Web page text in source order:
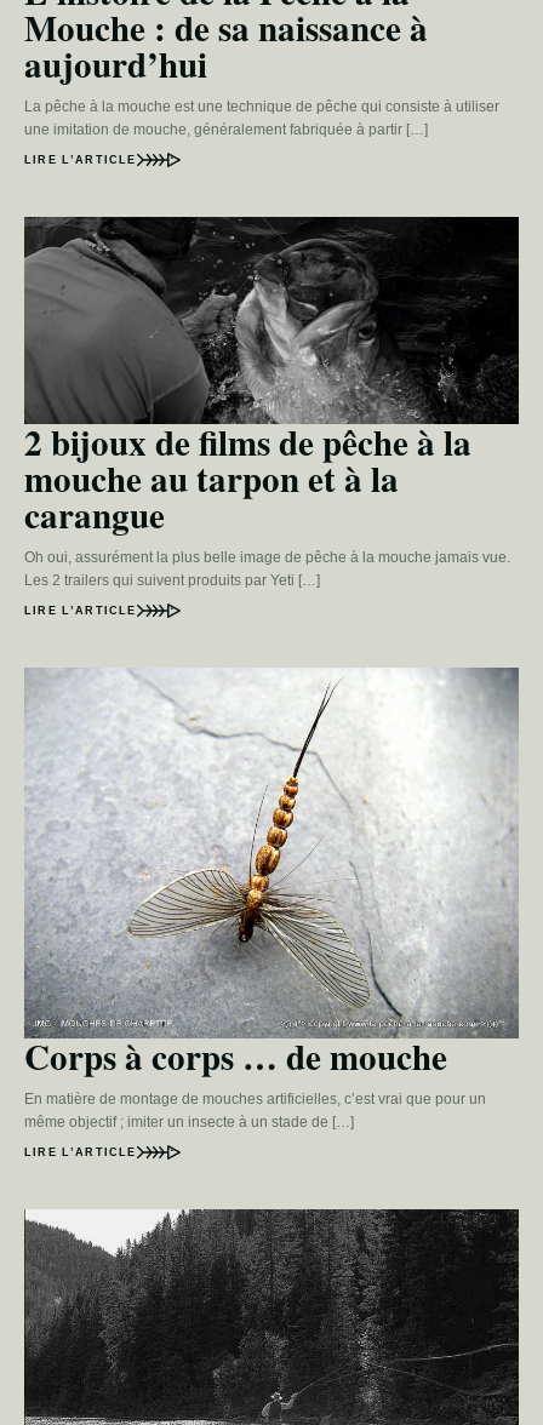
Mouche : de sa naissance à
aujourd’hui
La pêche à la mouche est une technique de pêche qui consiste à utiliser
une imitation de mouche, généralement fabriquée à partir […]
LIRE L’ARTICLE
2 bijoux de films de pêche à la
mouche au tarpon et à la
carangue
Oh oui, assurément la plus belle image de pêche à la mouche jamais vue.
Les 2 trailers qui suivent produits par Yeti […]
LIRE L’ARTICLE
Corps à corps … de mouche
En matière de montage de mouches artificielles, c’est vrai que pour un
même objectif ; imiter un insecte à un stade de […]
LIRE L’ARTICLE